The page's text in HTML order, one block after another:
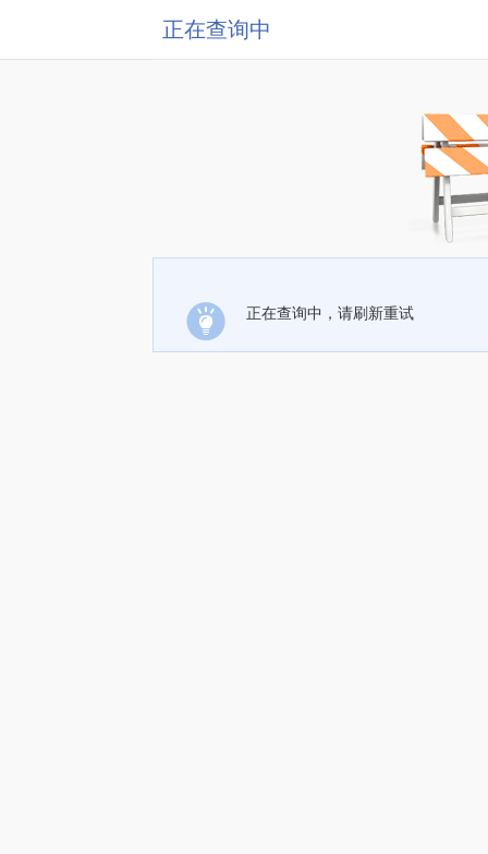
正在查询中
正在查询中，请刷新重试